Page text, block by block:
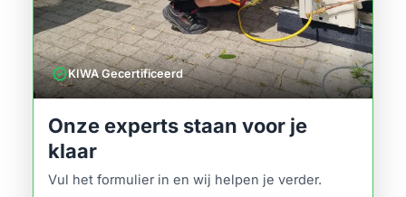
verifiedKIWA Gecertificeerd
Onze experts staan voor je
klaar
Vul het formulier in en wij helpen je verder.